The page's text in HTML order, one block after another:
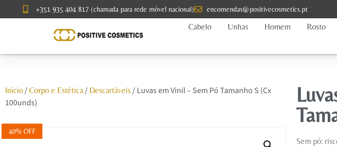
+351 935 404 817 (chamada para rede móvel nacional) encomendas@positivecosmetics.pt
Cabelo
Unhas Homem Rosto
Início/ Corpo e Estética/ Descartáveis/ Luvas em Vinil – Sem Pó Tamanho S (Cx
100unds)
40% OFF
Sem pó: